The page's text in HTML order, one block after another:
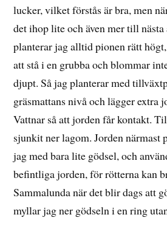
lucker, vilket förstås är bra, men
det ihop lite och även mer till nästa
planterar jag alltid pionen rätt
att stå i en grubba och blommar
djupt. Så jag planterar med
gräsmattans nivå och lägger extra
Vattnar så att jorden får kontakt.
sjunkit ner lagom. Jorden närmast
jag med bara lite gödsel, och
befintliga jorden, för rötterna kan
Sammalunda när det blir dags att
myllar jag ner gödseln i en ring